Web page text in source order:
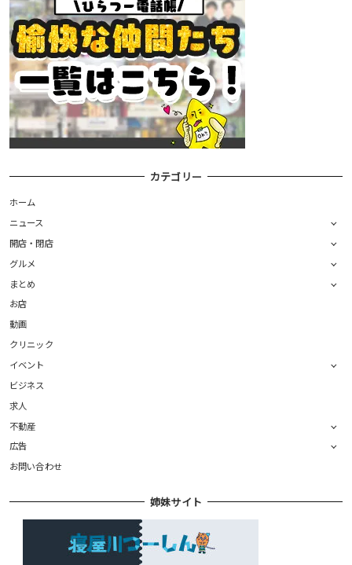
カテゴリー
ホーム
ニュース
開店・閉店
グルメ
まとめ
お店
動画
クリニック
イベント
ビジネス
求人
不動産
広告
お問い合わせ
姉妹サイト